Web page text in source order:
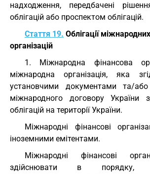
надходження, передбачені
облігацій або проспектом облігацій.
Стаття 19. Облігації
організацій
1. Міжнародна фінансова
міжнародна організація, яка
установчими документами та/
міжнародного договору України
облігацій на території України.
Міжнародні фінансові
іноземними емітентами.
Міжнародні фінансові
здійснювати в порядку,